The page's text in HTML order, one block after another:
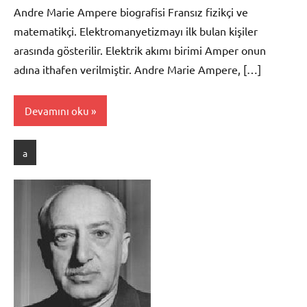
Andre Marie Ampere biografisi Fransız fizikçi ve
matematikçi. Elektromanyetizmayı ilk bulan kişiler
arasında gösterilir. Elektrik akımı birimi Amper onun
adına ithafen verilmiştir. Andre Marie Ampere, […]
Devamını oku
a